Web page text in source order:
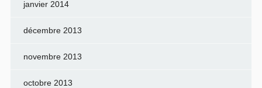
janvier 2014
décembre 2013
novembre 2013
octobre 2013